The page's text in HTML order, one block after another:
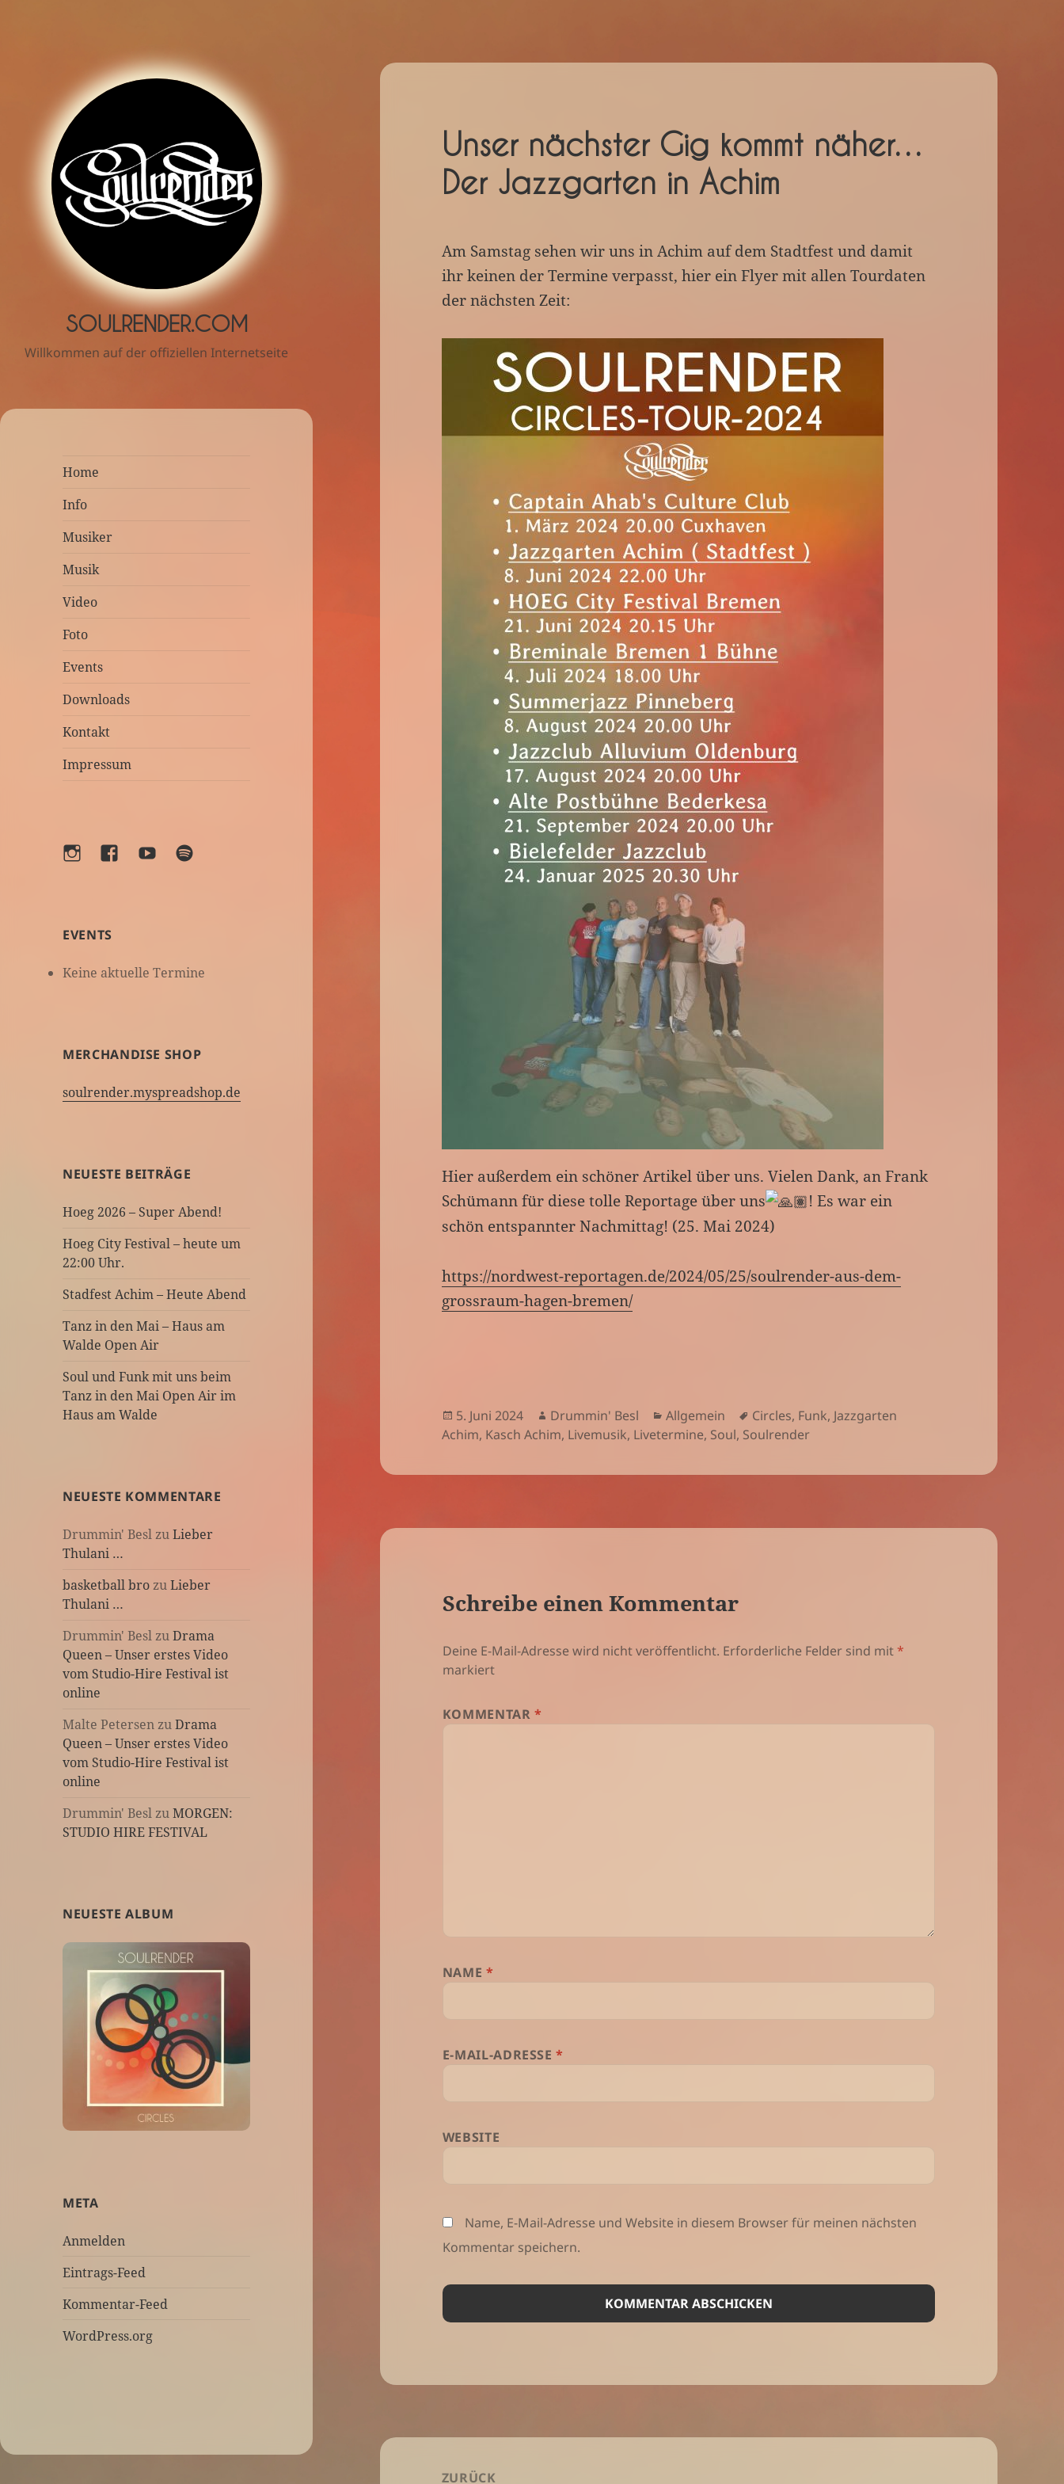
SOULRENDER.COM
Willkommen auf der offiziellen Internetseite
Home
Info
Musiker
Musik
Video
Foto
Events
Downloads
Kontakt
Impressum
InstagramFacebookYouTubeSpotify
EVENTS
Keine aktuelle Termine
MERCHANDISE SHOP
soulrender.myspreadshop.de
NEUESTE BEITRÄGE
Hoeg 2026 – Super Abend!
Hoeg City Festival – heute um
22:00 Uhr.
Stadfest Achim – Heute Abend
Tanz in den Mai – Haus am
Walde Open Air
Soul und Funk mit uns beim
Tanz in den Mai Open Air im
Haus am Walde
NEUESTE KOMMENTARE
Drummin' BeslzuLieber
Thulani …
basketball brozuLieber
Thulani …
Drummin' BeslzuDrama
Queen – Unser erstes Video
vom Studio-Hire Festival ist
online
Malte PetersenzuDrama
Queen – Unser erstes Video
vom Studio-Hire Festival ist
online
Drummin' BeslzuMORGEN:
STUDIO HIRE FESTIVAL
NEUESTE ALBUM
META
Anmelden
Eintrags-Feed
Kommentar-Feed
WordPress.org
Unser nächster Gig kommt näher…
Der Jazzgarten in Achim
Am Samstag sehen wir uns in Achim auf dem Stadtfest und damit
ihr keinen der Termine verpasst, hier ein Flyer mit allen Tourdaten
der nächsten Zeit:
Hier außerdem ein schöner Artikel über uns. Vielen Dank, an Frank
Schümann für diese tolle Reportage über uns
! Es war ein
schön entspannter Nachmittag! (25. Mai 2024)
https://nordwest-reportagen.de/2024/05/25/soulrender-aus-dem-
grossraum-hagen-bremen/
Veröffentlicht
am
5. Juni 2024 Autor
Drummin' Besl Kategorien
Allgemein Schlagwörter
Circles, Funk, Jazzgarten
Achim, Kasch Achim, Livemusik, Livetermine, Soul, Soulrender
Schreibe einen Kommentar
Deine E-Mail-Adresse wird nicht veröffentlicht. Erforderliche Felder sind mit *
markiert
KOMMENTAR*
NAME *
E-MAIL-ADRESSE*
WEBSITE
Name, E-Mail-Adresse und Website in diesem Browser für meinen nächsten
Kommentar speichern.
Beitragsnavigation
ZURÜCK